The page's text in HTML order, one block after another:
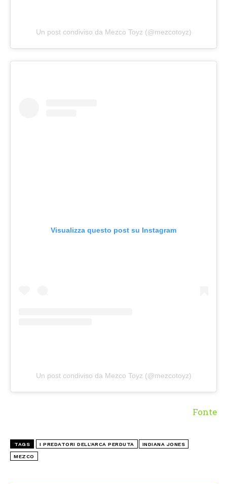
Un post condiviso da Mezco Toyz (@mezcotoyz)
Visualizza questo post su Instagram
Un post condiviso da Mezco Toyz (@mezcotoyz)
Fonte
TAGS I PREDATORI DELL'ARCA PERDUTA INDIANA JONES
MEZCO